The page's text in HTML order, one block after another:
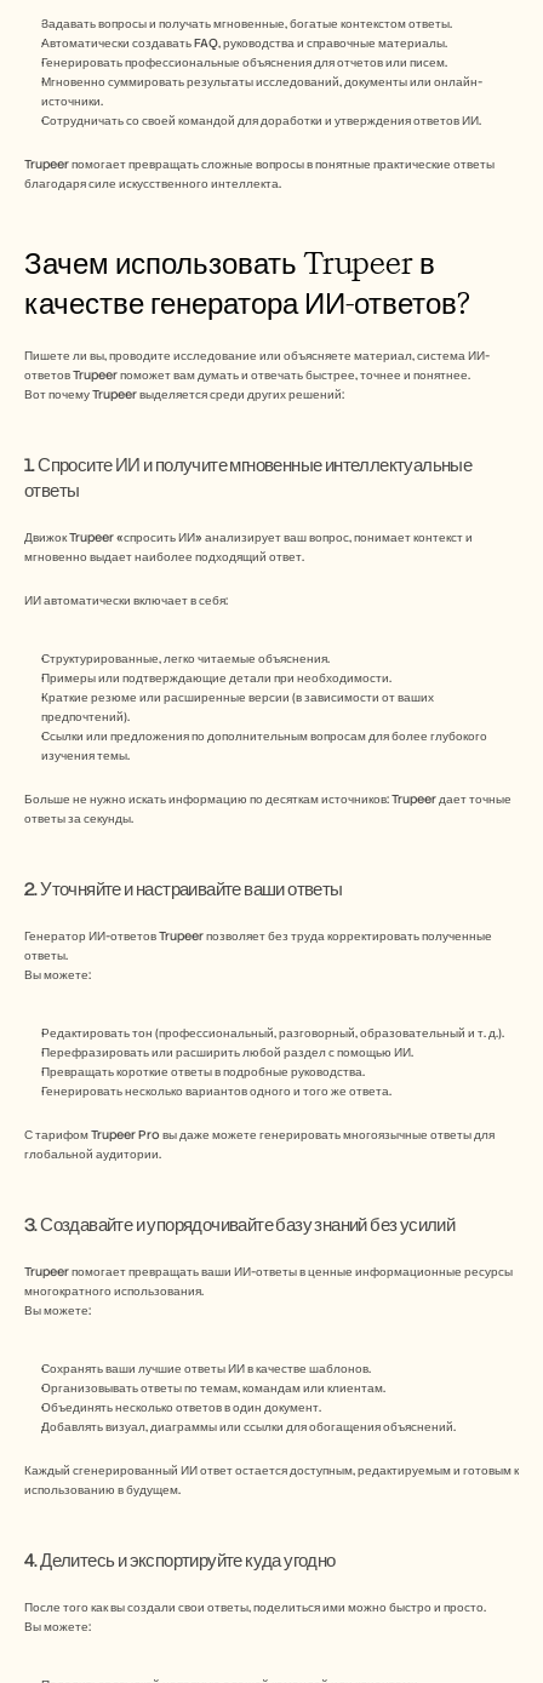
Задавать вопросы и получать мгновенные, богатые контекстом ответы.
Автоматически создавать FAQ, руководства и справочные материалы.
Генерировать профессиональные объяснения для отчетов или писем.
Мгновенно суммировать результаты исследований, документы или онлайн-
источники.
Сотрудничать со своей командой для доработки и утверждения ответов ИИ.
Trupeer помогает превращать сложные вопросы в понятные практические ответы
благодаря силе искусственного интеллекта.
Зачем использовать Trupeer в
качестве генератора ИИ-ответов?
Пишете ли вы, проводите исследование или объясняете материал, система ИИ-
ответов Trupeer поможет вам думать и отвечать быстрее, точнее и понятнее.
Вот почему Trupeer выделяется среди других решений:
1. Спросите ИИ и получите мгновенные интеллектуальные
ответы
Движок Trupeer «спросить ИИ» анализирует ваш вопрос, понимает контекст и
мгновенно выдает наиболее подходящий ответ.
ИИ автоматически включает в себя:
Структурированные, легко читаемые объяснения.
Примеры или подтверждающие детали при необходимости.
Краткие резюме или расширенные версии (в зависимости от ваших
предпочтений).
Ссылки или предложения по дополнительным вопросам для более глубокого
изучения темы.
Больше не нужно искать информацию по десяткам источников: Trupeer дает точные
ответы за секунды.
2. Уточняйте и настраивайте ваши ответы
Генератор ИИ-ответов Trupeer позволяет без труда корректировать полученные
ответы.
Вы можете:
Редактировать тон (профессиональный, разговорный, образовательный и т. д.).
Перефразировать или расширить любой раздел с помощью ИИ.
Превращать короткие ответы в подробные руководства.
Генерировать несколько вариантов одного и того же ответа.
С тарифом Trupeer Pro вы даже можете генерировать многоязычные ответы для
глобальной аудитории.
3. Создавайте и упорядочивайте базу знаний без усилий
Trupeer помогает превращать ваши ИИ-ответы в ценные информационные ресурсы
многократного использования.
Вы можете:
Сохранять ваши лучшие ответы ИИ в качестве шаблонов.
Организовывать ответы по темам, командам или клиентам.
Объединять несколько ответов в один документ.
Добавлять визуал, диаграммы или ссылки для обогащения объяснений.
Каждый сгенерированный ИИ ответ остается доступным, редактируемым и готовым к
использованию в будущем.
4. Делитесь и экспортируйте куда угодно
После того как вы создали свои ответы, поделиться ими можно быстро и просто.
Вы можете: